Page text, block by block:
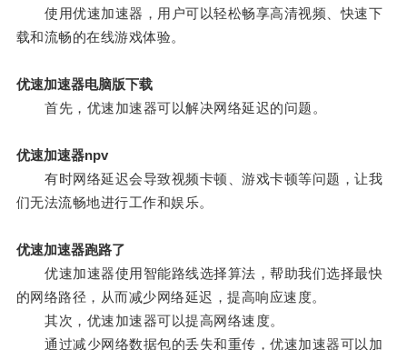
使用优速加速器，用户可以轻松畅享高清视频、快速下
载和流畅的在线游戏体验。
优速加速器电脑版下载
首先，优速加速器可以解决网络延迟的问题。
优速加速器npv
有时网络延迟会导致视频卡顿、游戏卡顿等问题，让我
们无法流畅地进行工作和娱乐。
优速加速器跑路了
优速加速器使用智能路线选择算法，帮助我们选择最快
的网络路径，从而减少网络延迟，提高响应速度。
其次，优速加速器可以提高网络速度。
通过减少网络数据包的丢失和重传，优速加速器可以加